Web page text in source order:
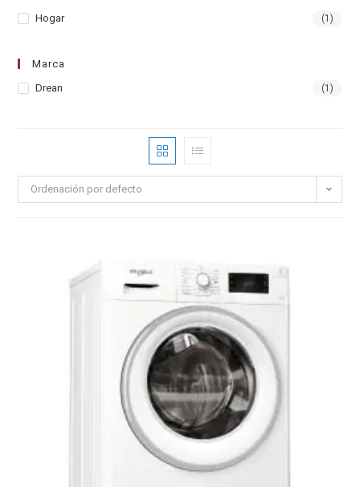
Hogar
(1)
Marca
Drean
(1)
Ordenación por defecto